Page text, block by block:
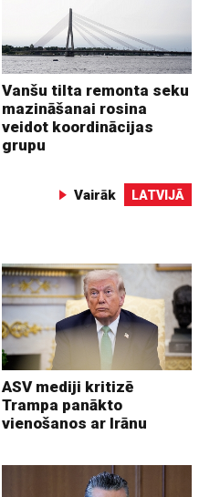
Vanšu tilta remonta seku
mazināšanai rosina
veidot koordinācijas
grupu
Vairāk LATVIJĀ
ASV mediji kritizē
Trampa panākto
vienošanos ar Irānu